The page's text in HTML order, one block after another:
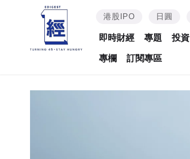
港股IPO 日圓
即時財經 專題 投資
專欄 訂閱專區